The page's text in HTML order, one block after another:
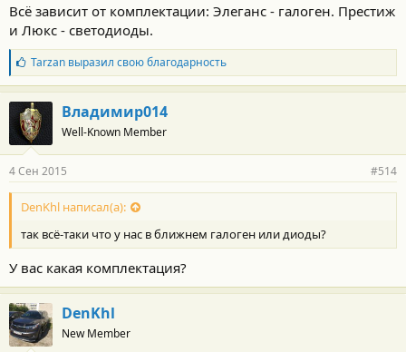
Всё зависит от комплектации: Элеганс - галоген. Престиж
и Люкс - светодиоды.
Б
л
а
г
о
д
а
н
о
с
и
:
Tarzanвыразил свою благодарность
Владимир014
Well-Known Member
4 Сен 2015 #514
DenKhl написал(а):
так всё-таки что у нас в ближнем галоген или диоды?
У вас какая комплектация?
DenKhl
New Member